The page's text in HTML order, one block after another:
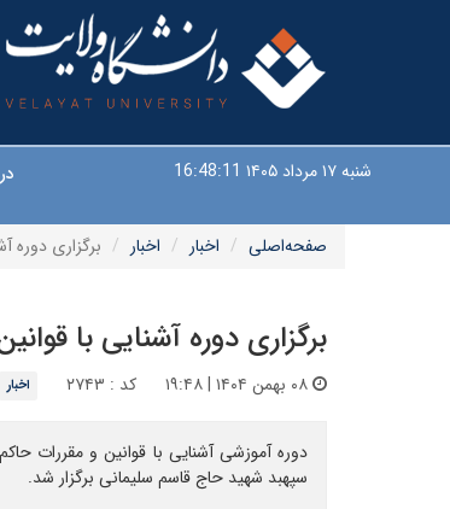
شنبه ۱۷ مرداد ۱۴۰۵ 16:48:12
صفحه‌اصلی اخبار اخبار برگزاری دوره
برگزاری دوره آشنایی با
کد : ۲۷۴۳ اخبار
سپهبد شهید حاج قاسم سلیمانی برگزار شد.